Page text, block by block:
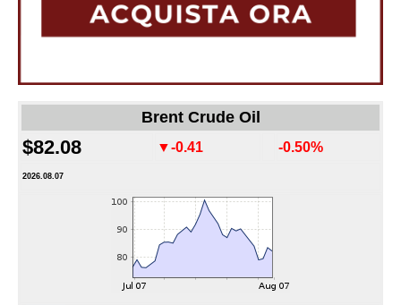
Brent Crude Oil
$82.08 ▼-0.41 -0.50%
2026.08.07